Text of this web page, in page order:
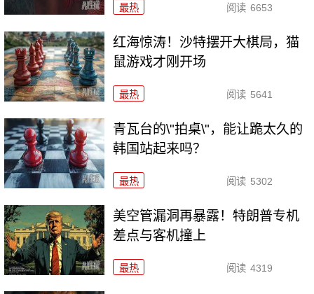
最热 阅读 6653
红海惊涛！沙特摆开大棋局，猫
鼠游戏才刚开场
最热 阅读 5641
青瓦台的\"拍桌\"，能让跪太久的
韩国站起来吗？
最热 阅读 5302
美空管漏洞再暴露！特朗普专机
差点与客机撞上
最热 阅读 4319